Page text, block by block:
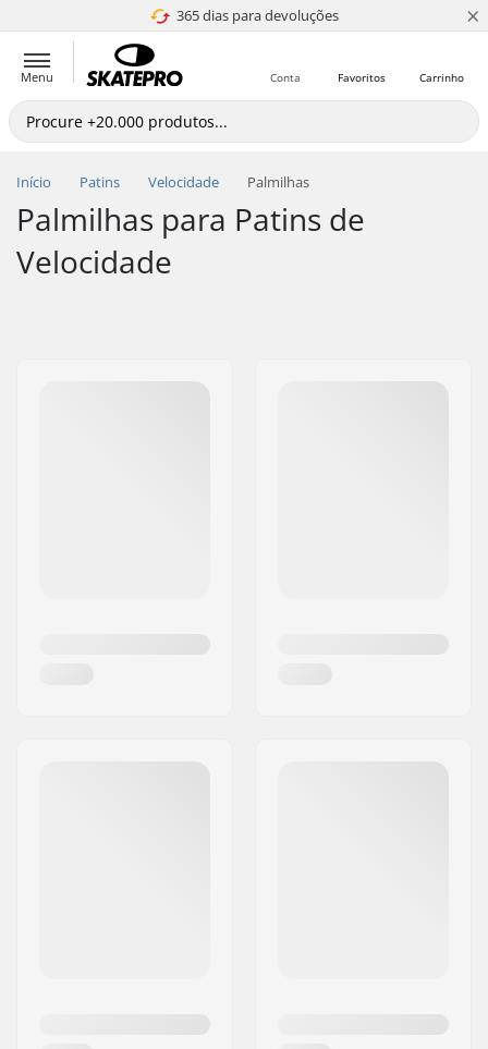
365 dias para devoluções
4.8 de 5 ×
Menu Carrinho
Favoritos
Conta
Início Patins Velocidade Palmilhas
Palmilhas para Patins de
Velocidade